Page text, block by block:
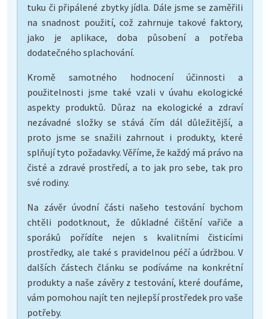
tuku či připálené zbytky jídla. Dále jsme se zaměřili
na snadnost použití, což zahrnuje takové faktory,
jako je aplikace, doba působení a potřeba
dodatečného splachování.
Kromě samotného hodnocení účinnosti a
použitelnosti jsme také vzali v úvahu ekologické
aspekty produktů. Důraz na ekologické a zdraví
nezávadné složky se stává čím dál důležitější, a
proto jsme se snažili zahrnout i produkty, které
splňují tyto požadavky. Věříme, že každý má právo na
čisté a zdravé prostředí, a to jak pro sebe, tak pro
své rodiny.
Na závěr úvodní části našeho testování bychom
chtěli podotknout, že důkladné čištění vařiče a
sporáků pořídíte nejen s kvalitními čisticími
prostředky, ale také s pravidelnou péčí a údržbou. V
dalších částech článku se podíváme na konkrétní
produkty a naše závěry z testování, které doufáme,
vám pomohou najít ten nejlepší prostředek pro vaše
potřeby.